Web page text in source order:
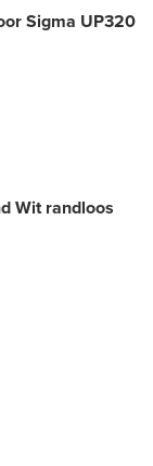
Sigma UP320
Wit randloos